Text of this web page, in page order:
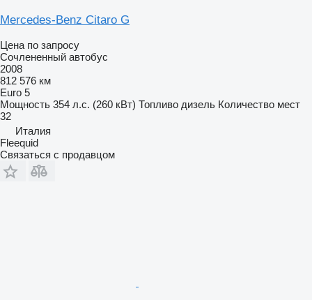
Mercedes-Benz Citaro G
Цена по запросу
Сочлененный автобус
2008
812 576 км
Euro 5
Мощность 354 л.с. (260 кВт) Топливо дизель Количество мест
32
Италия
Fleequid
Связаться с продавцом